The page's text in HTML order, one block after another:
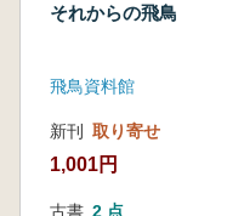
それからの飛鳥
飛鳥資料館
新刊 取り寄せ
1,001円
古書 2 点